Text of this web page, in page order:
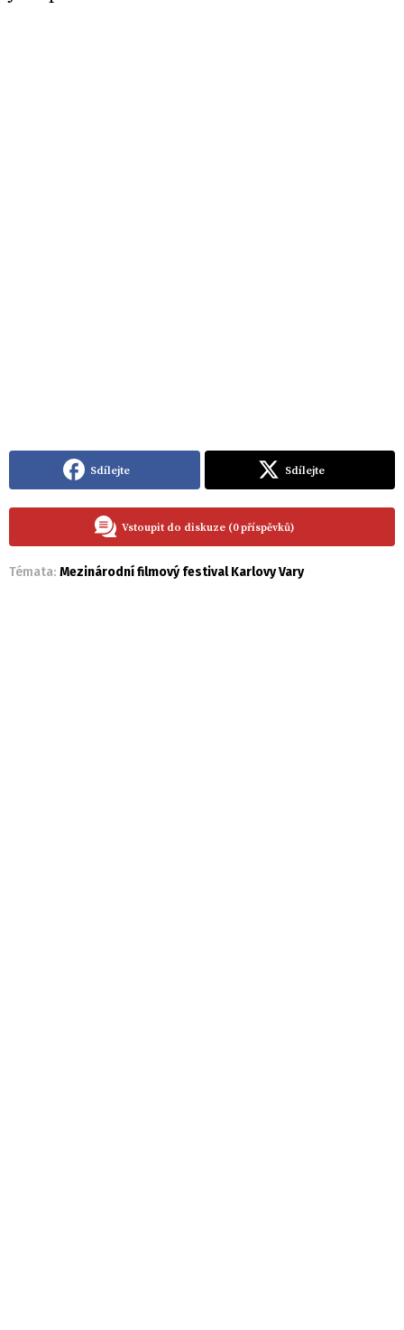
Sdílejte Sdílejte
Vstoupit do diskuze (0 příspěvků)
Témata: Mezinárodní filmový festival Karlovy Vary